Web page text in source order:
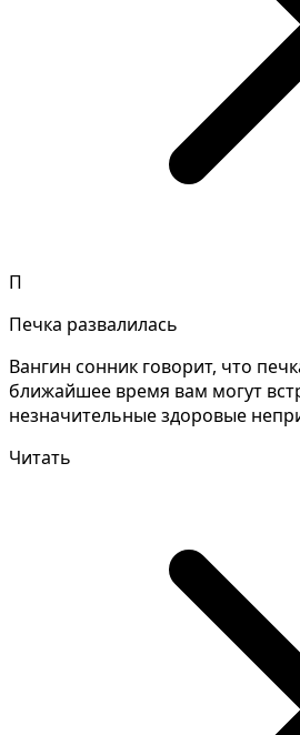
П
Печка развалилась
Вангин сонник говорит, что
ближайшее время вам могут
незначительные здоровые
Читать